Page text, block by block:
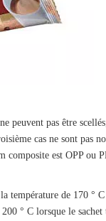
pas être
cas ne sont pas
composite est OPP ou
de 170 °
° C lorsque le